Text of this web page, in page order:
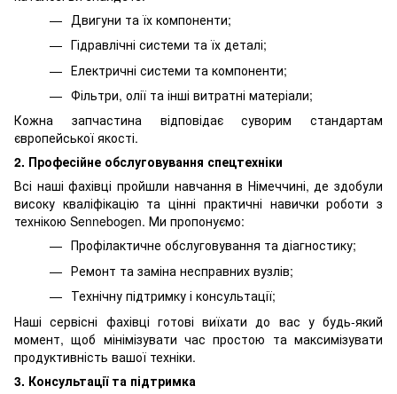
Двигуни та їх компоненти;
Гідравлічні системи та їх деталі;
Електричні системи та компоненти;
Фільтри, олії та інші витратні матеріали;
Кожна запчастина відповідає суворим стандартам
європейської якості.
2. Професійне обслуговування спецтехніки
Всі наші фахівці пройшли навчання в Німеччині, де здобули
високу кваліфікацію та цінні практичні навички роботи з
технікою Sennebogen. Ми пропонуємо:
Профілактичне обслуговування та діагностику;
Ремонт та заміна несправних вузлів;
Технічну підтримку і консультації;
Наші сервісні фахівці готові виїхати до вас у будь-який
момент, щоб мінімізувати час простою та максимізувати
продуктивність вашої техніки.
3. Консультації та підтримка